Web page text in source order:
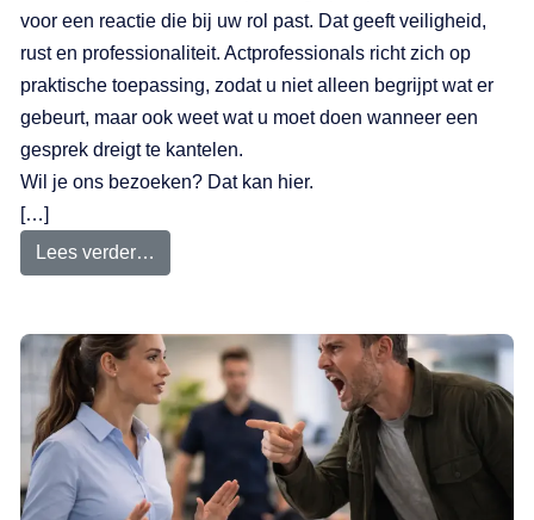
voor een reactie die bij uw rol past. Dat geeft veiligheid,
rust en professionaliteit. Actprofessionals richt zich op
praktische toepassing, zodat u niet alleen begrijpt wat er
gebeurt, maar ook weet wat u moet doen wanneer een
gesprek dreigt te kantelen.
Wil je ons bezoeken? Dat kan hier.
[…]
Lees verder…